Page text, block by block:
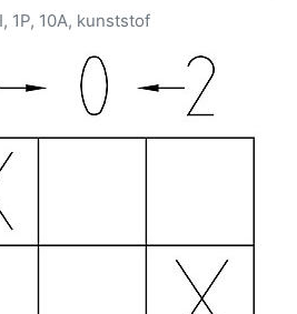
1P, 10A, kunststof